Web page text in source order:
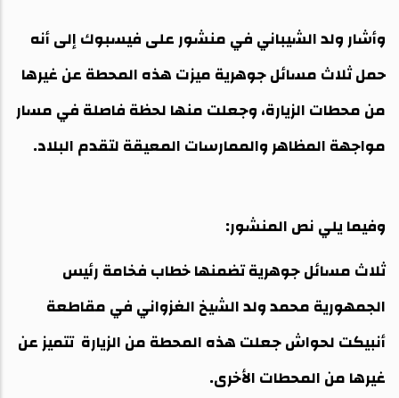
وأشار ولد الشيباني في منشور على فيسبوك إلى أنه
حمل ثلاث مسائل جوهرية ميزت هذه المحطة عن غيرها
من محطات الزيارة، وجعلت منها لحظة فاصلة في مسار
مواجهة المظاهر والممارسات المعيقة لتقدم البلاد.
وفيما يلي نص المنشور:
ثلاث مسائل جوهرية تضمنها خطاب فخامة رئيس
الجمهورية محمد ولد الشيخ الغزواني في مقاطعة
أنبيكت لحواش جعلت هذه المحطة من الزيارة تتميز عن
غيرها من المحطات الأخرى.